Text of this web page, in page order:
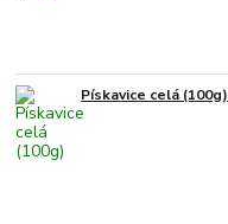
Pískavice celá (100g)